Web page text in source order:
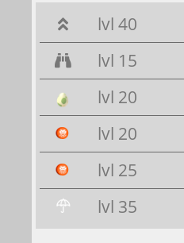
lvl 40
lvl 15
lvl 20
lvl 20
lvl 25
lvl 35